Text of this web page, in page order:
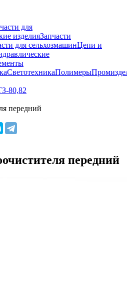
для
изделияЗапчасти
для сельхозмашинЦепи и
СветотехникаПолимеры
80,82
передний
передний